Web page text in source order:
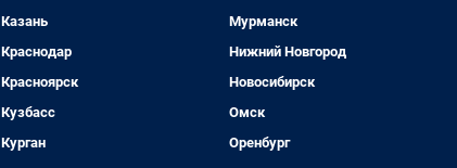
Казань
Краснодар
Красноярск
Кузбасс
Курган
Мурманск
Нижний Новгород
Новосибирск
Омск
Оренбург